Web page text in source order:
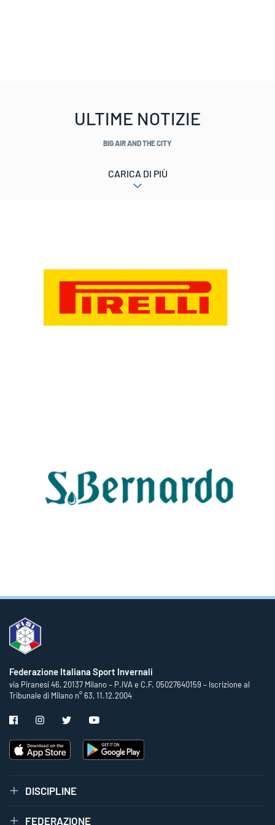
ULTIME NOTIZIE
BIG AIR AND THE CITY
CARICA DI PIÙ
Federazione Italiana Sport Invernali
via Piranesi 46, 20137 Milano – P.IVA e C.F. 05027640159 – Iscrizione al
Tribunale di Milano n° 63, 11.12.2004
DISCIPLINE
FEDERAZIONE